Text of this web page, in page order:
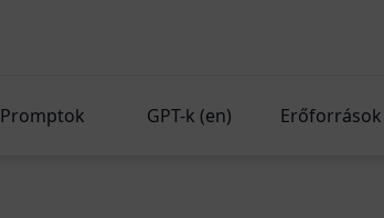
Promptok GPT-k (en) Erőforrások